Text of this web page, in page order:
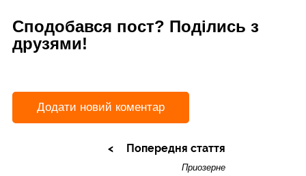
Сподобався пост? Поділись з
друзями!
Додати новий коментар
Попередня стаття
Приозерне